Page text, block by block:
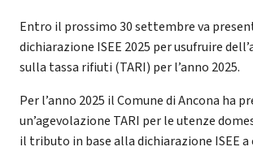
Entro il prossimo 30 settembre va
dichiarazione ISEE 2025 per usufruire
sulla tassa rifiuti (TARI) per l’anno 2025.
Per l’anno 2025 il Comune di Ancona ha
un’agevolazione TARI per le utenze
il tributo in base alla dichiarazione ISEE